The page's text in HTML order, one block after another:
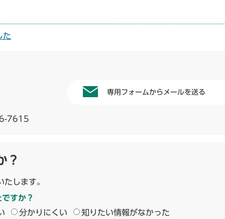
た
7615
専用フォームからメールを送る
？
します。
すか？
分かりにくい 知りたい情報がなかった